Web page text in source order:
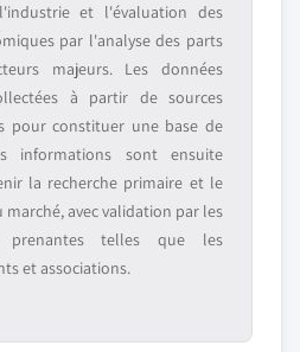
et l'évaluation des
par l'analyse des parts
majeurs. Les données
à partir de sources
pour constituer une base de
informations sont ensuite
la recherche primaire et le
avec validation par les
prenantes telles que les
et associations.